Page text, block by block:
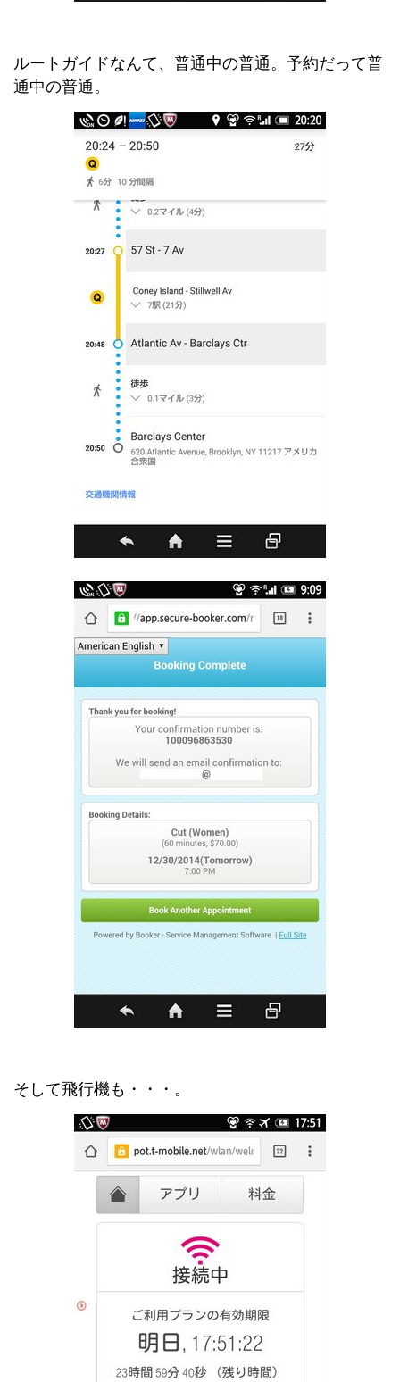
ルートガイドなんて、普通中の普通。予約だって普
通中の普通。
そして飛行機も・・・。